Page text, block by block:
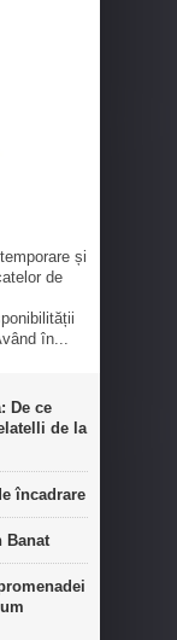
și
de
în...
De ce
de la
încadrare
Banat